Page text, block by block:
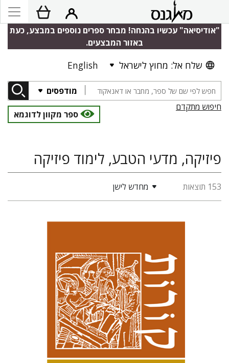
"אודיסיאה" עכשיו בהנחה! מבחר ספרים נוספים במבצע, כעת
באזור המבצעים.
שלח אל: מחוץ לישראל English
מודפסים
חיפוש מתקדם
ספר מקוון לדוגמא
פיזיקה, מדעי הטבע, לימוד פיזיקה
153 תוצאות מחדש לישן
קנת קולינס